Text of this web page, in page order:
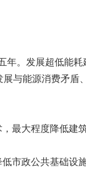
年。发展超低能
与能源消费矛盾
最大程度降低建
市政公共基础设